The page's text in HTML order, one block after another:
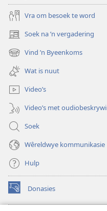
Vra om besoek te word
Soek na ’n vergadering
(maak
nuwe
venster
oop)
Vind ’n Byeenkoms
(maak
nuwe
venster
oop)
Wat is nuut
Video’s
Video’s met
Soek
Wêreldwye kommunikasie
Hulp
Donasies
(maak
nuwe